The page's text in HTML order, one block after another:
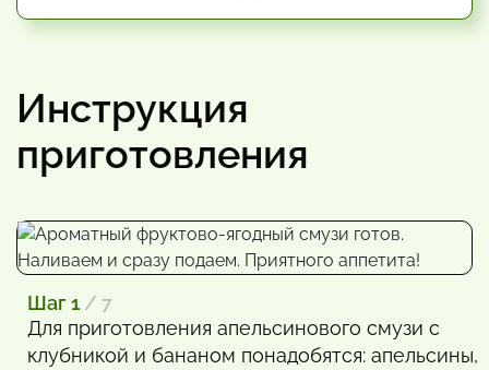
Инструкция
приготовления
Шаг 1 / 7
Для приготовления апельсинового смузи с
клубникой и бананом понадобятся: апельсины,